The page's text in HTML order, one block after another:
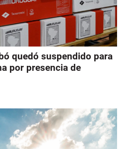
quedó suspendido para
por presencia de